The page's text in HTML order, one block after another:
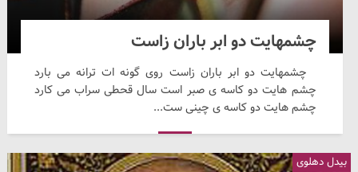
چشمهایت دو ابر باران زاست
چشمهایت دو ابر باران زاست روی گونه ات ترانه می بارد
چشم هایت دو کاسه ی صبر است سال قحطی سراب می کارد
چشم هایت دو کاسه ی چینی ست...
بیدل دهلوی